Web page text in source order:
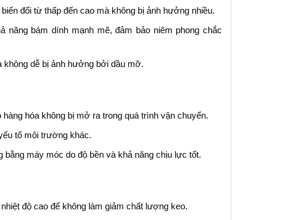
đổi từ thấp đến cao mà không bị ảnh hưởng nhiều.
bám dính mạnh mẽ, đảm bảo niêm phong chắc
dễ bị ảnh hưởng bởi dầu mỡ.
hóa không bị mở ra trong quá trình vận chuyển.
tố môi trường khác.
máy móc do độ bền và khả năng chịu lực tốt.
độ cao để không làm giảm chất lượng keo.